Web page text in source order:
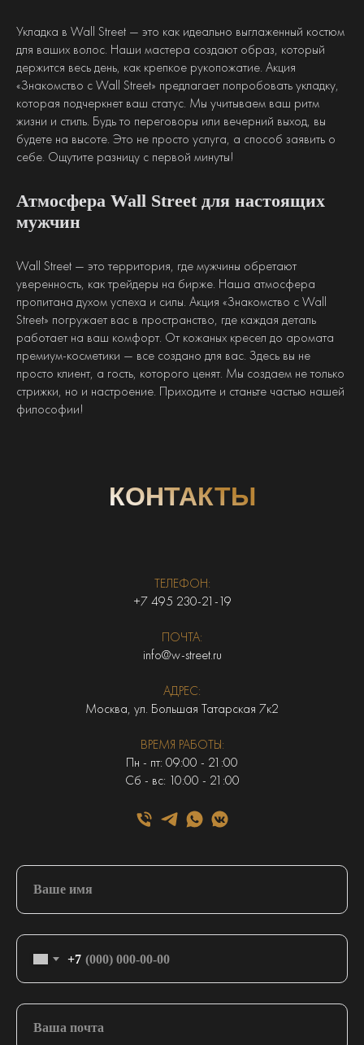
Укладка в Wall Street — это как идеально выглаженный костюм
для ваших волос. Наши мастера создают образ, который
держится весь день, как крепкое рукопожатие. Акция
«Знакомство с Wall Street» предлагает попробовать укладку,
которая подчеркнет ваш статус. Мы учитываем ваш ритм
жизни и стиль. Будь то переговоры или вечерний выход, вы
будете на высоте. Это не просто услуга, а способ заявить о
себе. Ощутите разницу с первой минуты!
Атмосфера Wall Street для настоящих
мужчин
Wall Street — это территория, где мужчины обретают
уверенность, как трейдеры на бирже. Наша атмосфера
пропитана духом успеха и силы. Акция «Знакомство с Wall
Street» погружает вас в пространство, где каждая деталь
работает на ваш комфорт. От кожаных кресел до аромата
премиум-косметики — все создано для вас. Здесь вы не
просто клиент, а гость, которого ценят. Мы создаем не только
стрижки, но и настроение. Приходите и станьте частью нашей
философии!
КОНТАКТЫ
ТЕЛЕФОН:
+7 495 230-21-19
ПОЧТА:
info@w-street.ru
АДРЕС:
Москва, ул. Большая Татарская 7к2
ВРЕМЯ РАБОТЫ:
Пн - пт: 09:00 - 21:00
Сб - вс: 10:00 - 21:00
+7